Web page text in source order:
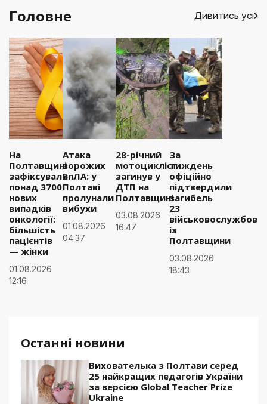
Останні новини
Вихователька з Полтави серед
25 найкращих педагогів України
за версією Global Teacher Prize
Ukraine
Головне Дивитись усі
На
Полтавщині
зафіксували
понад 3700
нових
випадків
онкології:
більшість
пацієнтів
— жінки
01.08.2026
12:16
Атака
ворожих
БпЛА: у
Полтаві
пролунали
вибухи
01.08.2026
04:37
28-річний
мотоцикліст
загинув у
ДТП на
Полтавщині
03.08.2026
16:47
За
тиждень
офіційно
підтвердили
загибель
23
із
Полтавщини
03.08.2026
18:43